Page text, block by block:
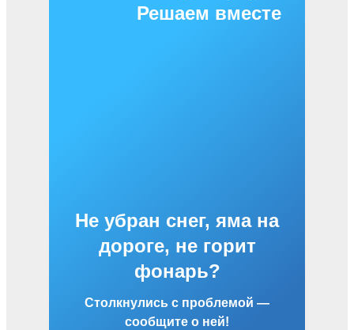
Решаем вместе
Не убран снег, яма на
дороге, не горит
фонарь?
Столкнулись с проблемой —
сообщите о ней!